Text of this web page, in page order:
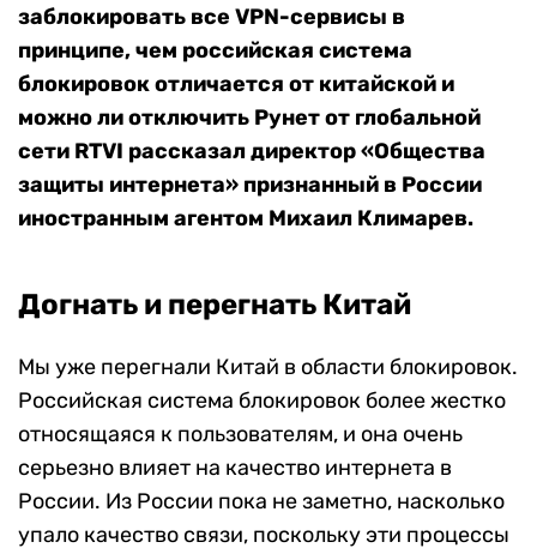
заблокировать все VPN-сервисы в
принципе, чем российская система
блокировок отличается от китайской и
можно ли отключить Рунет от глобальной
сети RTVI рассказал директор «Общества
защиты интернета» признанный в России
иностранным агентом Михаил Климарев.
Догнать и перегнать Китай
Мы уже перегнали Китай в области блокировок.
Российская система блокировок более жестко
относящаяся к пользователям, и она очень
серьезно влияет на качество интернета в
России. Из России пока не заметно, насколько
упало качество связи, поскольку эти процессы